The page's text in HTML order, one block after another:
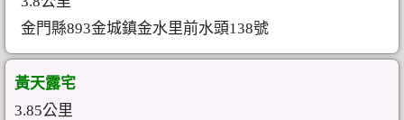
金門縣893金城鎮金水里前水頭138號
黃天露宅
3.85公里